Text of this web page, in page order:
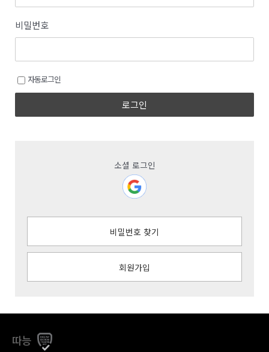
비밀번호
자동로그인
로그인
소셜 로그인
비밀번호 찾기
회원가입
따능